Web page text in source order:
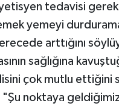
tedavisi
yemeyi
arttığını
sağlığına
çok mutlu ettiğini
"Şu noktaya